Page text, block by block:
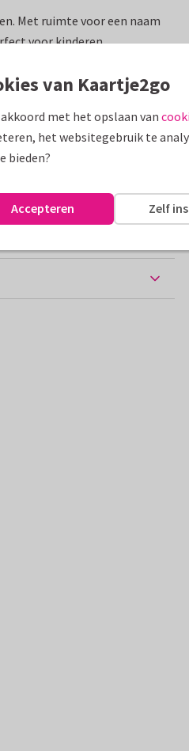
Met ruimte voor een naam
voor kinderen.
Suikerfeest
van Kaartje2go
akkoord met het opslaan van
het websitegebruik te
bieden?
Zelf
Accepteren